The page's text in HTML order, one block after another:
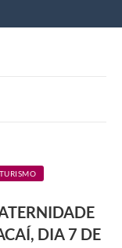
DIA 7 DE